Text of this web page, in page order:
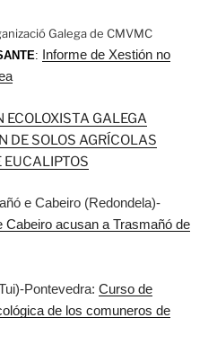
Galega de CMVMC
: Informe de Xestión no
ECOLOXISTA GALEGA
DE SOLOS AGRÍCOLAS
EUCALIPTOS
e Cabeiro (Redondela)-
Cabeiro acusan a Trasmañó de
Pontevedra: Curso de
de los comuneros de